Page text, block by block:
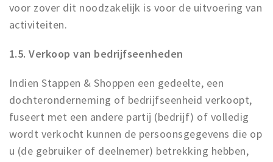
voor zover dit noodzakelijk is voor de uitvoering van
activiteiten.
1.5. Verkoop van bedrijfseenheden
Indien Stappen & Shoppen een gedeelte, een
dochteronderneming of bedrijfseenheid verkoopt,
fuseert met een andere partij (bedrijf) of volledig
wordt verkocht kunnen de persoonsgegevens die op
u (de gebruiker of deelnemer) betrekking hebben,